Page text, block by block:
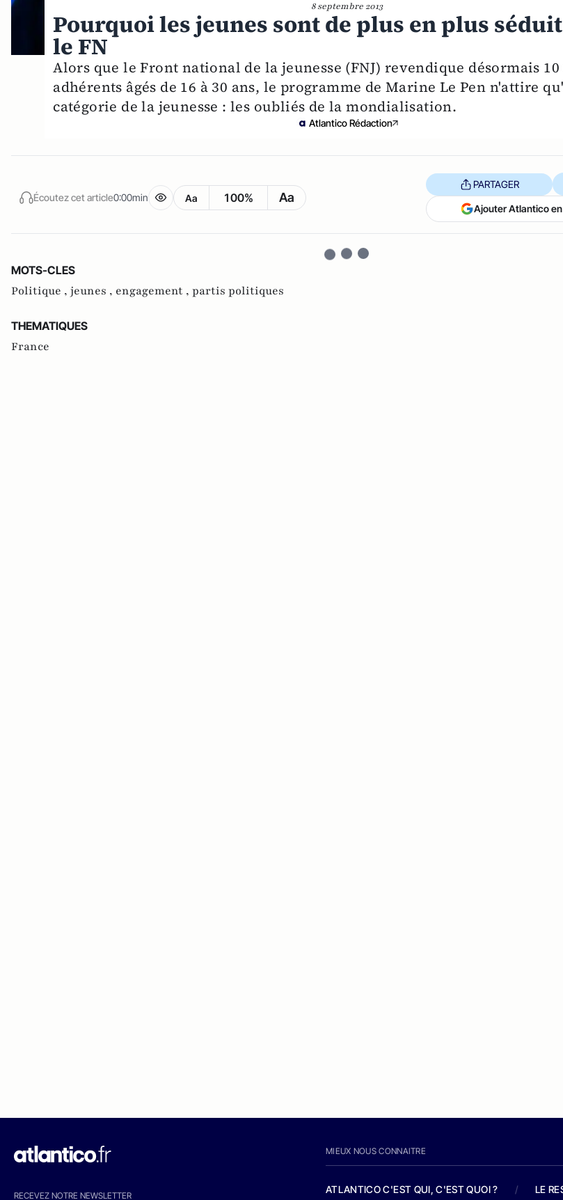
8 septembre 2013
Pourquoi les jeunes sont de plus en plus
le FN
Alors que le Front national de la jeunesse (FNJ) revendique désormais 10
adhérents âgés de 16 à 30 ans, le programme de Marine Le Pen n'attire
catégorie de la jeunesse : les oubliés de la mondialisation.
Atlantico Rédaction
Écoutez cet article0:00min Aa 100% Aa
PARTAGER
Ajouter Atlantico
MOTS-CLES
Politique , jeunes , engagement , partis politiques
THEMATIQUES
France
RECEVEZ NOTRE NEWSLETTER
MIEUX NOUS CONNAITRE
ATLANTICO C'EST QUI, C'EST QUOI ? / LE